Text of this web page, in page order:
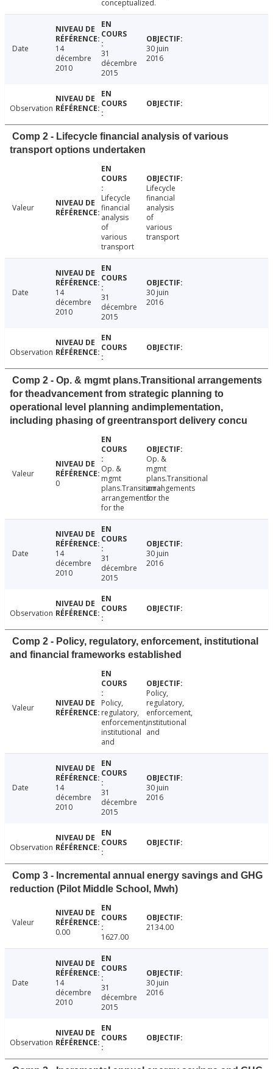
conceptualized.
Date
14
décembre
2010
31
décembre
2015
30 juin
2016
Observation
Comp 2 - Lifecycle financial analysis of various
transport options undertaken
Valeur
Lifecycle
financial
analysis
of
various
transport
Lifecycle
financial
analysis
of
various
transport
Date
14
décembre
2010
31
décembre
2015
30 juin
2016
Observation
Comp 2 - Op. & mgmt plans.Transitional arrangements
for theadvancement from strategic planning to
operational level planning andimplementation,
including phasing of greentransport delivery concu
Valeur
0
Op. &
mgmt
plans.Transitional
arrangements
for the
Op. &
mgmt
plans.Transitional
arrangements
for the
Date
14
décembre
2010
31
décembre
2015
30 juin
2016
Observation
Comp 2 - Policy, regulatory, enforcement, institutional
and financial frameworks established
Valeur
Policy,
regulatory,
enforcement,
institutional
and
Policy,
regulatory,
enforcement,
institutional
and
Date
14
décembre
2010
31
décembre
2015
30 juin
2016
Observation
Comp 3 - Incremental annual energy savings and GHG
reduction (Pilot Middle School, Mwh)
Valeur
0.00
1627.00
2134.00
Date
14
décembre
2010
31
décembre
2015
30 juin
2016
Observation